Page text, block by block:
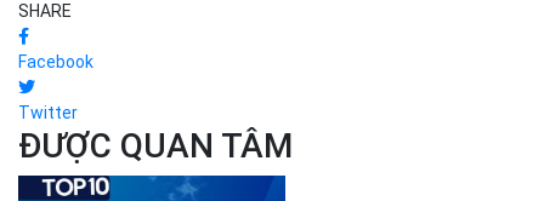
SHARE
Facebook
Twitter
ĐƯỢC QUAN TÂM